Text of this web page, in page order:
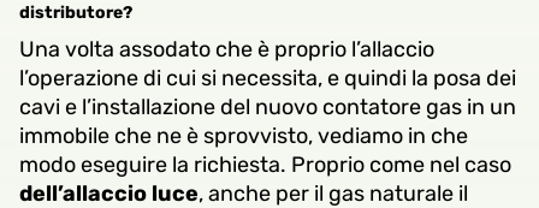
distributore?
Una volta assodato che è proprio l’allaccio
l’operazione di cui si necessita, e quindi la posa dei
cavi e l’installazione del nuovo contatore gas in un
immobile che ne è sprovvisto, vediamo in che
modo eseguire la richiesta. Proprio come nel caso
dell’allaccio luce, anche per il gas naturale il